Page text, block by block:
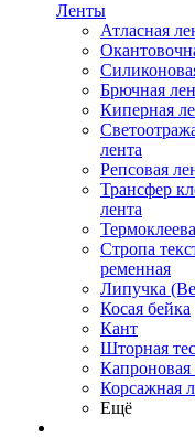
Ленты
Атласная
Брючная
Киперная
лента
Репсовая
Трансфер
лента
Стропа
ременная
Липучка
Косая бейка
Кант
Шторная
Капроновая
Корсажная
Ещё